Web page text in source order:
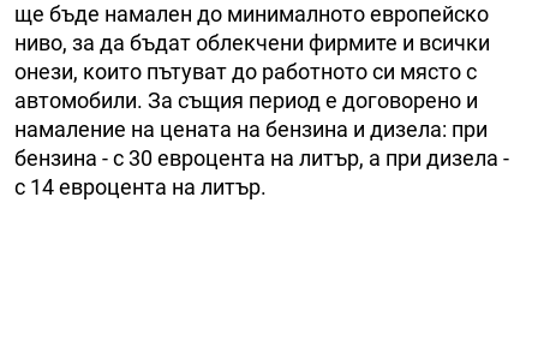
ще бъде намален до минималното европейско
ниво, за да бъдат облекчени фирмите и всички
онези, които пътуват до работното си място с
автомобили. За същия период е договорено и
намаление на цената на бензина и дизела: при
бензина - с 30 евроцента на литър, а при дизела -
с 14 евроцента на литър.